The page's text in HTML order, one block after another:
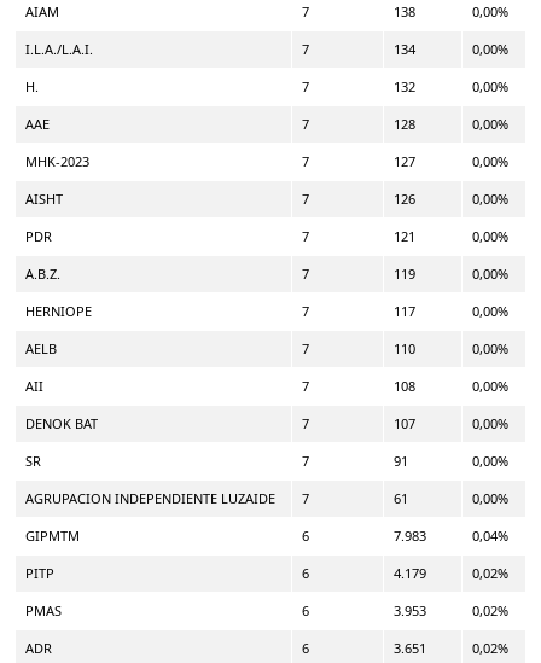
AIAM 7 138 0,00%
I.L.A./L.A.I. 7 134 0,00%
H. 7 132 0,00%
AAE 7 128 0,00%
MHK-2023 7 127 0,00%
AISHT 7 126 0,00%
PDR 7 121 0,00%
A.B.Z. 7 119 0,00%
HERNIOPE 7 117 0,00%
AELB 7 110 0,00%
AII 7 108 0,00%
DENOK BAT 7 107 0,00%
SR 7 91 0,00%
AGRUPACION INDEPENDIENTE LUZAIDE 7 61 0,00%
GIPMTM 6 7.983 0,04%
PITP 6 4.179 0,02%
PMAS 6 3.953 0,02%
ADR 6 3.651 0,02%